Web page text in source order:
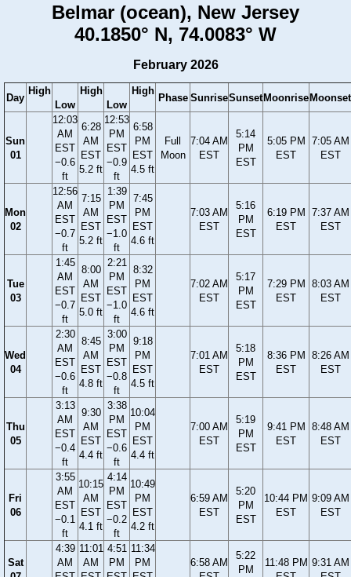
Belmar (ocean), New Jersey
40.1850° N, 74.0083° W
February 2026
Day
High
Low
High
Low
High
Phase SunriseSunset Moonrise Moonset
Sun
01
12:03
AM
EST
−0.6
ft
6:28
AM
EST
5.2 ft
12:53
PM
EST
−0.9
ft
6:58
PM
EST
4.5 ft
Full
Moon
7:04 AM
EST
5:14
PM
EST
5:05 PM
EST
7:05 AM
EST
Mon
02
12:56
AM
EST
−0.7
ft
7:15
AM
EST
5.2 ft
1:39
PM
EST
−1.0
ft
7:45
PM
EST
4.6 ft
7:03 AM
EST
5:16
PM
EST
6:19 PM
EST
7:37 AM
EST
Tue
03
1:45
AM
EST
−0.7
ft
8:00
AM
EST
5.0 ft
2:21
PM
EST
−1.0
ft
8:32
PM
EST
4.6 ft
7:02 AM
EST
5:17
PM
EST
7:29 PM
EST
8:03 AM
EST
Wed
04
2:30
AM
EST
−0.6
ft
8:45
AM
EST
4.8 ft
3:00
PM
EST
−0.8
ft
9:18
PM
EST
4.5 ft
7:01 AM
EST
5:18
PM
EST
8:36 PM
EST
8:26 AM
EST
Thu
05
3:13
AM
EST
−0.4
ft
9:30
AM
EST
4.4 ft
3:38
PM
EST
−0.6
ft
10:04
PM
EST
4.4 ft
7:00 AM
EST
5:19
PM
EST
9:41 PM
EST
8:48 AM
EST
Fri
06
3:55
AM
EST
−0.1
ft
10:15
AM
EST
4.1 ft
4:14
PM
EST
−0.2
ft
10:49
PM
EST
4.2 ft
6:59 AM
EST
5:20
PM
EST
10:44 PM
EST
9:09 AM
EST
Sat
4:39
AM
11:01
AM
4:51
PM
11:34
PM
6:58 AM
5:22
PM
11:48 PM 9:31 AM